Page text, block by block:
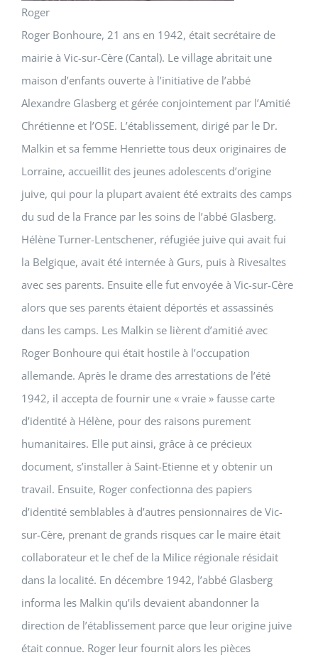
Roger
Roger Bonhoure, 21 ans en 1942, était secrétaire de
mairie à Vic-sur-Cère (Cantal). Le village abritait une
maison d’enfants ouverte à l’initiative de l’abbé
Alexandre Glasberg et gérée conjointement par l’Amitié
Chrétienne et l’OSE. L’établissement, dirigé par le Dr.
Malkin et sa femme Henriette tous deux originaires de
Lorraine, accueillit des jeunes adolescents d’origine
juive, qui pour la plupart avaient été extraits des camps
du sud de la France par les soins de l’abbé Glasberg.
Hélène Turner-Lentschener, réfugiée juive qui avait fui
la Belgique, avait été internée à Gurs, puis à Rivesaltes
avec ses parents. Ensuite elle fut envoyée à Vic-sur-Cère
alors que ses parents étaient déportés et assassinés
dans les camps. Les Malkin se lièrent d’amitié avec
Roger Bonhoure qui était hostile à l’occupation
allemande. Après le drame des arrestations de l’été
1942, il accepta de fournir une « vraie » fausse carte
d’identité à Hélène, pour des raisons purement
humanitaires. Elle put ainsi, grâce à ce précieux
document, s’installer à Saint-Etienne et y obtenir un
travail. Ensuite, Roger confectionna des papiers
d’identité semblables à d’autres pensionnaires de Vic-
sur-Cère, prenant de grands risques car le maire était
collaborateur et le chef de la Milice régionale résidait
dans la localité. En décembre 1942, l’abbé Glasberg
informa les Malkin qu’ils devaient abandonner la
direction de l’établissement parce que leur origine juive
était connue. Roger leur fournit alors les pièces